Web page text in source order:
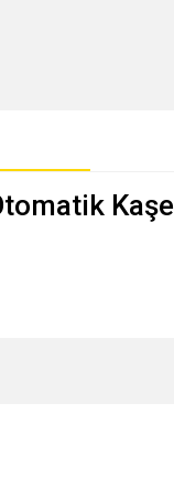
Kaşe
bilgiler bulunuyor.